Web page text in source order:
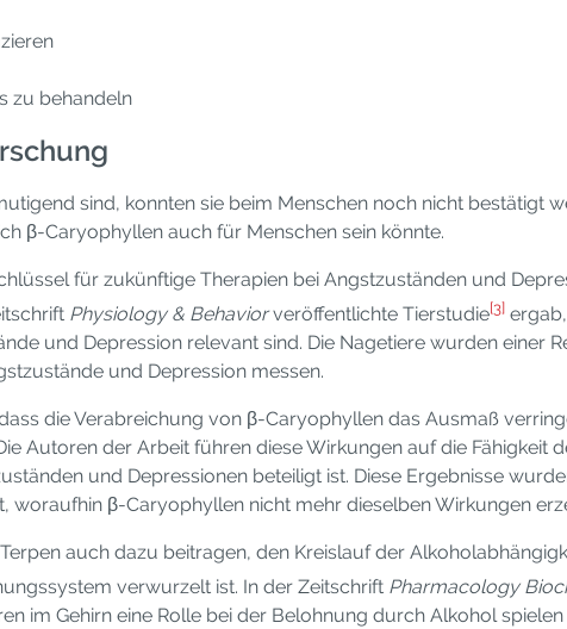
zu behandeln
sind, konnten sie beim Menschen noch nicht bestätigt
β-Caryophyllen auch für Menschen sein könnte.
für zukünftige Therapien bei Angstzuständen und
Physiology & Behaviorveröffentlichte Tierstudie[3]
und Depression relevant sind. Die Nagetiere wurden einer
und Depression messen.
die Verabreichung von β-Caryophyllen das Ausmaß
Autoren der Arbeit führen diese Wirkungen auf die Fähigkeit
und Depressionen beteiligt ist. Diese Ergebnisse
woraufhin β-Caryophyllen nicht mehr dieselben Wirkungen
auch dazu beitragen, den Kreislauf der
verwurzelt ist. In der Zeitschrift Pharmacology
im Gehirn eine Rolle bei der Belohnung durch Alkohol spielen